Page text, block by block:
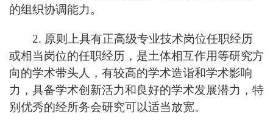
的组织协调能力。
2. 原则上具有正高级专业技术岗位任职经历
或相当岗位的任职经历，是土体相互作用等研究方
向的学术带头人，有较高的学术造诣和学术影响
力，具备学术创新活力和良好的学术发展潜力，特
别优秀的经所务会研究可以适当放宽。